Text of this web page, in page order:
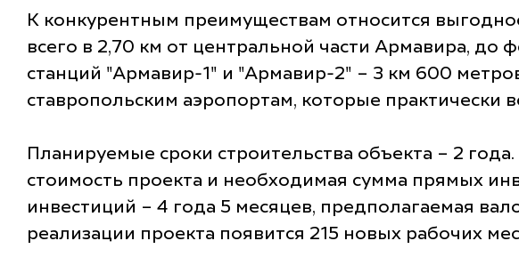
К конкурентным преимуществам относится
всего в 2,70 км от центральной части Армавира,
станций "Армавир-1" и "Армавир-2" – 3 км 600
ставропольским аэропортам, которые практически
Планируемые сроки строительства объекта – 2
стоимость проекта и необходимая сумма прямых
инвестиций – 4 года 5 месяцев, предполагаемая
реализации проекта появится 215 новых рабочих